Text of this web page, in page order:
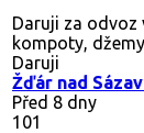
Daruji za odvoz
kompoty,
Daruji
Žďár nad
Před 8 dny
101